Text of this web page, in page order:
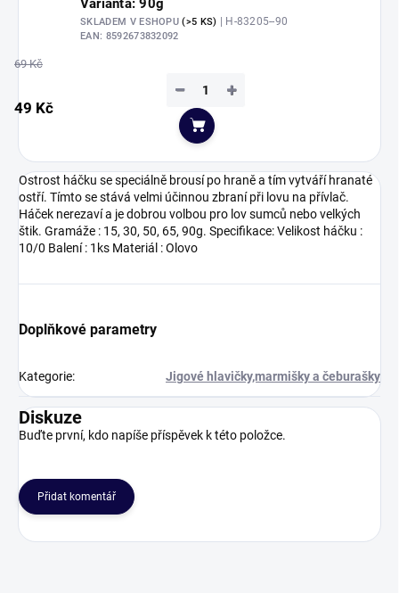
Varianta: 90g
SKLADEM V ESHOPU(>5 KS) | H-83205--90
EAN: 8592673832092
69 Kč
49 Kč
+
−
Do košíku
Ostrost háčku se speciálně brousí po hraně a tím vytváří hranaté
ostří. Tímto se stává velmi účinnou zbraní při lovu na přívlač.
Háček nerezaví a je dobrou volbou pro lov sumců nebo velkých
štik. Gramáže : 15, 30, 50, 65, 90g. Specifikace: Velikost háčku :
10/0 Balení : 1ks Materiál : Olovo
Doplňkové parametry
Kategorie: Jigové hlavičky,marmišky a čeburašky
Diskuze
Buďte první, kdo napíše příspěvek k této položce.
Přidat komentář